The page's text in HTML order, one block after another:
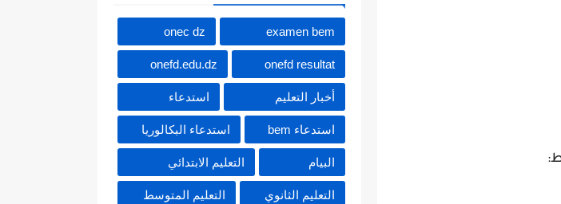
examen bem
onec dz
onefd resultat
onefd.edu.dz
أخبار التعليم استدعاء
استدعاء bem استدعاء البكالوريا
البيام التعليم الابتدائي
التعليم الثانوي التعليم المتوسط